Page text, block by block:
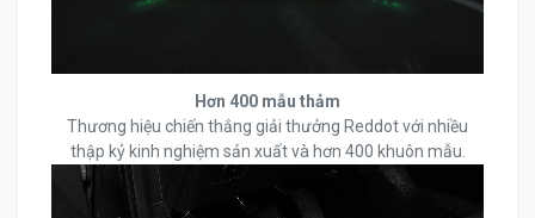
Hơn 400 mẫu thảm
Thương hiệu chiến thắng giải thưởng Reddot với nhiều
thập kỷ kinh nghiệm sản xuất và hơn 400 khuôn mẫu.